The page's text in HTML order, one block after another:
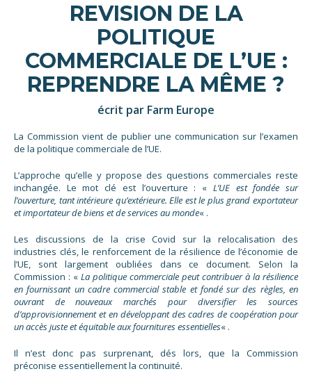
REVISION DE LA
POLITIQUE
COMMERCIALE DE L’UE :
REPRENDRE LA MÊME ?
écrit par Farm Europe
La Commission vient de publier une communication sur l’examen
de la politique commerciale de l’UE.
L’approche qu’elle y propose des questions commerciales reste
inchangée. Le mot clé est l’ouverture : « L’UE est fondée sur
l’ouverture, tant intérieure qu’extérieure. Elle est le plus grand exportateur
et importateur de biens et de services au monde« .
Les discussions de la crise Covid sur la relocalisation des
industries clés, le renforcement de la résilience de l’économie de
l’UE, sont largement oubliées dans ce document. Selon la
Commission : « La politique commerciale peut contribuer à la résilience
en fournissant un cadre commercial stable et fondé sur des règles, en
ouvrant de nouveaux marchés pour diversifier les sources
d’approvisionnement et en développant des cadres de coopération pour
un accès juste et équitable aux fournitures essentielles« .
Il n’est donc pas surprenant, dés lors, que la Commission
préconise essentiellement la continuité.